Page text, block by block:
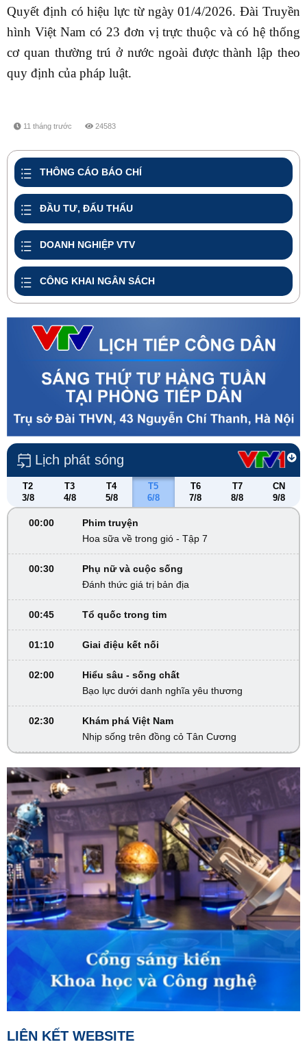
Quyết định có hiệu lực từ ngày 01/4/2026. Đài Truyền
hình Việt Nam có 23 đơn vị trực thuộc và có hệ thống
cơ quan thường trú ở nước ngoài được thành lập theo
quy định của pháp luật.
11 tháng trước 24583
THÔNG CÁO BÁO CHÍ
ĐẦU TƯ, ĐẤU THẤU
DOANH NGHIỆP VTV
CÔNG KHAI NGÂN SÁCH
Lịch phát sóng
T2
3/8
T3
4/8
T4
5/8
T5
6/8
T6
7/8
T7
8/8
CN
9/8
00:00
Phim truyện
Hoa sữa về trong gió - Tập 7
00:30
Phụ nữ và cuộc sống
Đánh thức giá trị bản địa
00:45 Tổ quốc trong tim
01:10 Giai điệu kết nối
02:00
Hiểu sâu - sống chất
Bạo lực dưới danh nghĩa yêu thương
02:30
Khám phá Việt Nam
Nhịp sống trên đồng cỏ Tân Cương
02:45
VTV Sống khỏe
Đừng để bữa ăn trở thành mối lo
03:30
Phim truyện
Người một nhà - Tập 1
04:15
Phim truyện
Người một nhà - Tập 2
05:05
S - Việt Nam
Phong tục cưới hỏi của người Gié Triêng
Phụ nữ và cuộc sống
Đánh thức giá trị bản địa
05:30 Chào buổi sáng
LIÊN KẾT WEBSITE